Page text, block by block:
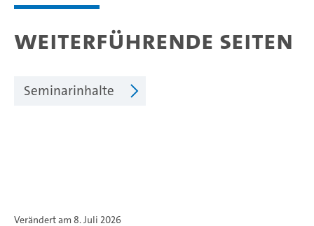
Weiterführende Seiten
Seminarinhalte
Verändert am 8. Juli 2026